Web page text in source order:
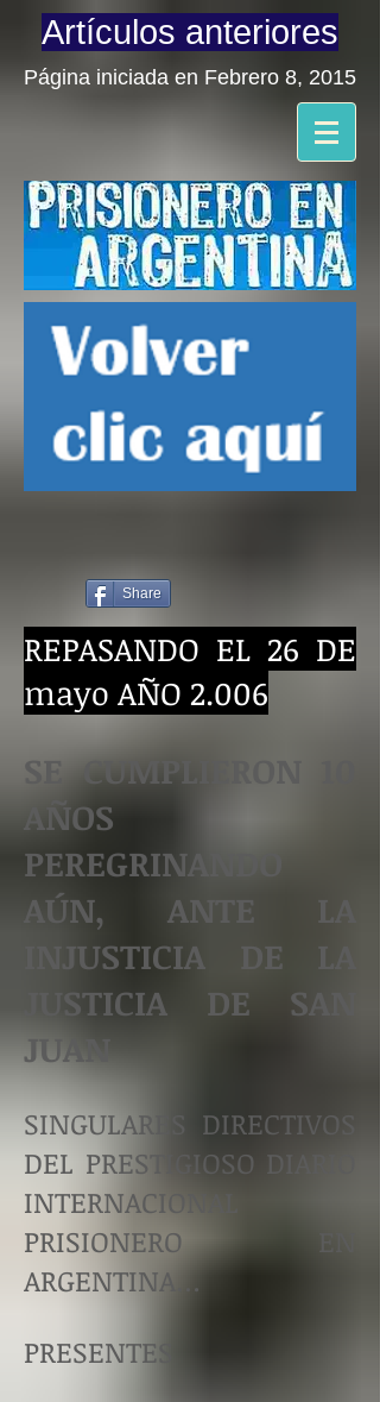
Artículos anteriores
Página iniciada en Febrero 8, 2015
Share
REPASANDO EL 26 DE
mayo AÑO 2.006
SE CUMPLIERON 10
AÑOS
PEREGRINANDO
AÚN, ANTE LA
INJUSTICIA DE LA
JUSTICIA DE SAN
JUAN
SINGULARES DIRECTIVOS
DEL PRESTIGIOSO DIARIO
INTERNACIONAL
PRISIONERO EN
ARGENTINA…
PRESENTES